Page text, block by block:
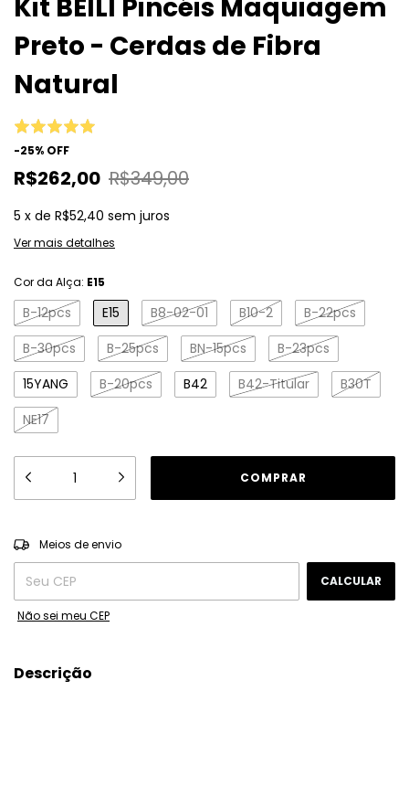
Kit BEILI Pincéis Maquiagem
Preto - Cerdas de Fibra
Natural
-25% OFF
R$262,00 R$349,00
5 x de R$52,40 sem juros
Ver mais detalhes
Cor da Alça: E15
B-12pcs E15 B8-02-01 B10-2
B-22pcs
B-30pcs
B-25pcs BN-15pcs
B-23pcs
15YANG
B-20pcs B42 B42-Titular
B30T
NE17
Entregas para o CEP:
Meios de envio
CALCULAR
Não sei meu CEP
Descrição